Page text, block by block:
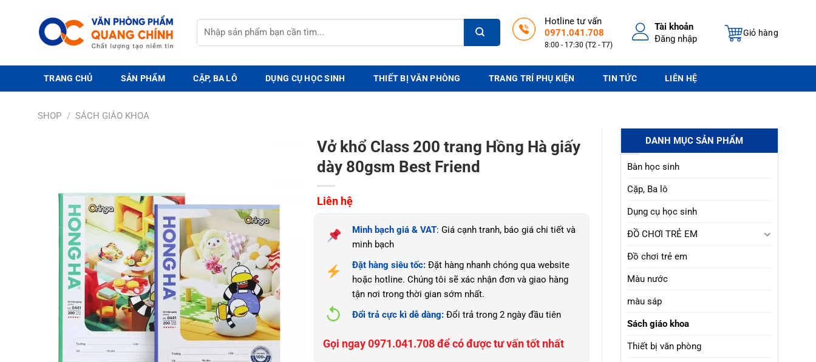
Tìm
kiếm:
Hotline tư vấn
0971.041.708
8:00 - 17:30 (T2 - T7)
Tài khoản
Đăng nhập
Giỏ hàng
TRANG CHỦ SẢN PHẨM CẶP, BA LÔ DỤNG CỤ HỌC SINH THIẾT BỊ VĂN PHÒNG TRANG TRÍ PHỤ KIỆN TIN TỨC LIÊN HỆ
SHOP / SÁCH GIÁO KHOA
DANH MỤC SẢN PHẨM
Bàn học sinh
Cặp, Ba lô
Dụng cụ học sinh
ĐỒ CHƠI TRẺ EM
Đồ chơi trẻ em
Màu nước
màu sáp
Sách giáo khoa
Thiết bị văn phòng
Vở khổ Class 200 trang Hồng Hà giấy
dày 80gsm Best Friend
Liên hệ
Minh bạch giá & VAT: Giá cạnh tranh, báo giá chi tiết và
minh bạch
Đặt hàng siêu tốc:Đặt hàng nhanh chóng qua website
hoặc hotline. Chúng tôi sẽ xác nhận đơn và giao hàng
tận nơi trong thời gian sớm nhất.
Đổi trả cực kì dễ dàng:Đổi trả trong 2 ngày đầu tiên
Gọi ngay 0971.041.708 để có được tư vấn tốt nhất